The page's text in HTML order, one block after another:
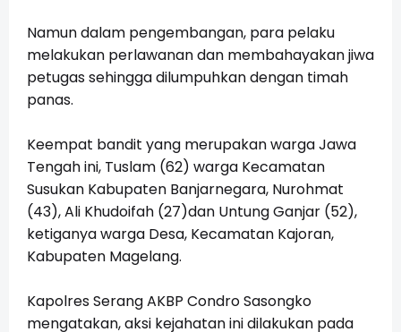
Namun dalam pengembangan, para pelaku
melakukan perlawanan dan membahayakan jiwa
petugas sehingga dilumpuhkan dengan timah
panas.
Keempat bandit yang merupakan warga Jawa
Tengah ini, Tuslam (62) warga Kecamatan
Susukan Kabupaten Banjarnegara, Nurohmat
(43), Ali Khudoifah (27)dan Untung Ganjar (52),
ketiganya warga Desa, Kecamatan Kajoran,
Kabupaten Magelang.
Kapolres Serang AKBP Condro Sasongko
mengatakan, aksi kejahatan ini dilakukan pada